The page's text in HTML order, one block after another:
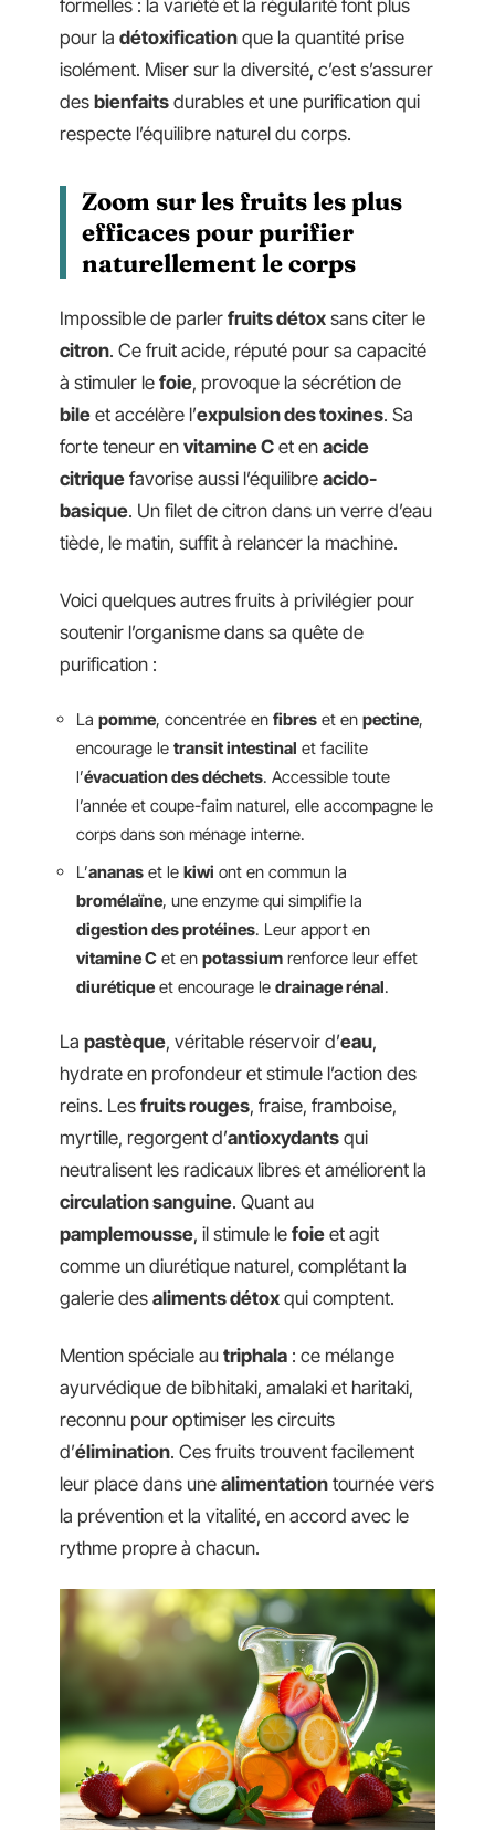
formelles : la variété et la régularité font plus
pour la détoxification que la quantité prise
isolément. Miser sur la diversité, c’est s’assurer
des bienfaits durables et une purification qui
respecte l’équilibre naturel du corps.
Zoom sur les fruits les plus
efficaces pour purifier
naturellement le corps
Impossible de parler fruits détox sans citer le
citron. Ce fruit acide, réputé pour sa capacité
à stimuler le foie, provoque la sécrétion de
bile et accélère l’expulsion des toxines. Sa
forte teneur en vitamine C et en acide
citrique favorise aussi l’équilibre acido-
basique. Un filet de citron dans un verre d’eau
tiède, le matin, suffit à relancer la machine.
Voici quelques autres fruits à privilégier pour
soutenir l’organisme dans sa quête de
purification :
La pomme, concentrée en fibres et en pectine,
encourage le transit intestinal et facilite
l’évacuation des déchets. Accessible toute
l’année et coupe-faim naturel, elle accompagne le
corps dans son ménage interne.
L’ananas et le kiwi ont en commun la
bromélaïne, une enzyme qui simplifie la
digestion des protéines. Leur apport en
vitamine C et en potassium renforce leur effet
diurétique et encourage le drainage rénal.
La pastèque, véritable réservoir d’eau,
hydrate en profondeur et stimule l’action des
reins. Les fruits rouges, fraise, framboise,
myrtille, regorgent d’antioxydants qui
neutralisent les radicaux libres et améliorent la
circulation sanguine. Quant au
pamplemousse, il stimule le foie et agit
comme un diurétique naturel, complétant la
galerie des aliments détox qui comptent.
Mention spéciale au triphala : ce mélange
ayurvédique de bibhitaki, amalaki et haritaki,
reconnu pour optimiser les circuits
d’élimination. Ces fruits trouvent facilement
leur place dans une alimentation tournée vers
la prévention et la vitalité, en accord avec le
rythme propre à chacun.